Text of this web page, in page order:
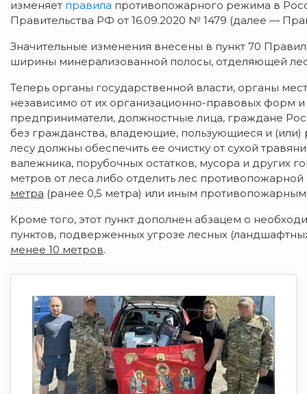
изменяет правила противопожарного режима в
Правительства РФ от 16.09.2020 № 1479 (далее —
Значительные изменения внесены в пункт 70
ширины минерализованной полосы, отделяющей
Теперь органы государственной власти, органы
независимо от их организационно-правовых форм
предприниматели, должностные лица, граждане
без гражданства, владеющие, пользующиеся и
лесу должны обеспечить ее очистку от сухой
валежника, порубочных остатков, мусора и других
метров от леса либо отделить лес
метра (ранее 0,5 метра) или иным
Кроме того, этот пункт дополнен абзацем о
пунктов, подверженных угрозе лесных
менее 10 метров.